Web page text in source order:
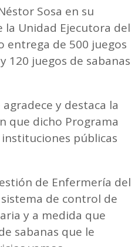
Sosa en su
Unidad Ejecutora del
entrega de 500 juegos
120 juegos de sabanas
y destaca la
que dicho Programa
públicas
de Enfermería del
de control de
y a medida que
sabanas que le